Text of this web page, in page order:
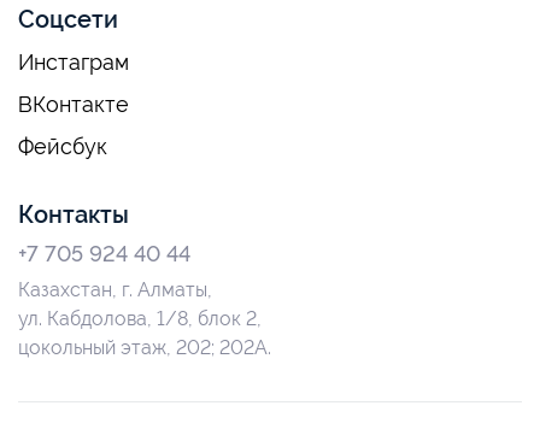
Соцсети
Инстаграм
ВКонтакте
Фейсбук
Контакты
+7 705 924 40 44
Казахстан, г. Алматы,
ул. Кабдолова, 1/8, блок 2,
цокольный этаж, 202; 202А.